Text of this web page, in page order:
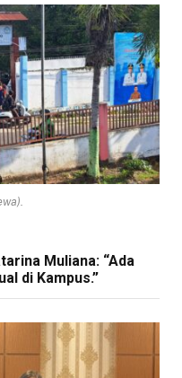
Muliana: “Ada
di Kampus.”